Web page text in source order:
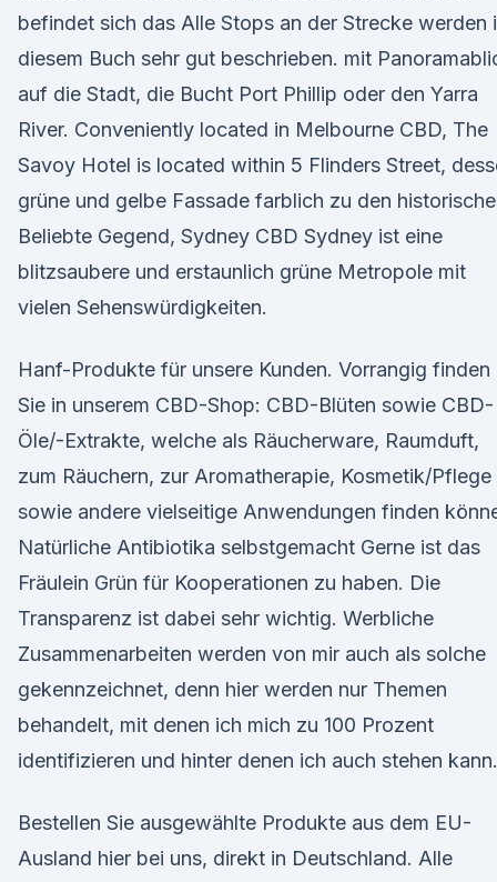
befindet sich das Alle Stops an der Strecke werden
diesem Buch sehr gut beschrieben. mit
auf die Stadt, die Bucht Port Phillip oder den Yarra
River. Conveniently located in Melbourne CBD, The
Savoy Hotel is located within 5 Flinders Street,
grüne und gelbe Fassade farblich zu den
Beliebte Gegend, Sydney CBD Sydney ist eine
blitzsaubere und erstaunlich grüne Metropole mit
vielen Sehenswürdigkeiten.
Hanf-Produkte für unsere Kunden. Vorrangig finden
Sie in unserem CBD-Shop: CBD-Blüten sowie CBD-
Öle/-Extrakte, welche als Räucherware, Raumduft,
zum Räuchern, zur Aromatherapie, Kosmetik/Pflege
sowie andere vielseitige Anwendungen finden
Natürliche Antibiotika selbstgemacht Gerne ist das
Fräulein Grün für Kooperationen zu haben. Die
Transparenz ist dabei sehr wichtig. Werbliche
Zusammenarbeiten werden von mir auch als solche
gekennzeichnet, denn hier werden nur Themen
behandelt, mit denen ich mich zu 100 Prozent
identifizieren und hinter denen ich auch stehen kann.
Bestellen Sie ausgewählte Produkte aus dem EU-
Ausland hier bei uns, direkt in Deutschland. Alle